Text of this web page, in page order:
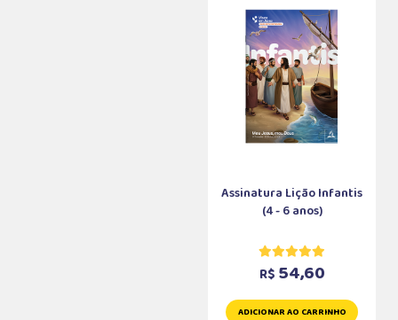
Assinatura Lição Infantis
(4 - 6 anos)
R$ 54,60
ADICIONAR AO CARRINHO